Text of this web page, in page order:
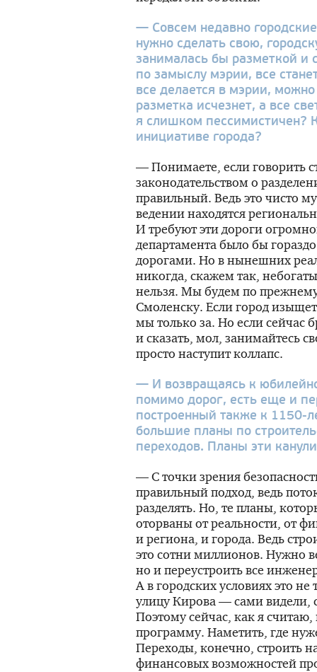
— Совсем недавно
нужно сделать свою,
занималась бы разметкой и
по замыслу мэрии, все
все делается в мэрии,
разметка исчезнет, а все
я слишком пессимистичен?
инициативе города?
— Понимаете, если говорить
законодательством о
правильный. Ведь это чисто
ведении находятся
И требуют эти дороги
департамента было бы
дорогами. Но в нынешних
никогда, скажем так,
нельзя. Мы будем по
Смоленску. Если город
мы только за. Но если сейчас
и сказать, мол, занимайтесь
просто наступит коллапс.
— И возвращаясь к
помимо дорог, есть еще и
построенный также к 1150-
большие планы по
переходов. Планы эти
— С точки зрения
правильный подход, ведь
разделять. Но, те планы,
оторваны от реальности, от
и региона, и города. Ведь
это сотни миллионов. Нужно
но и переустроить все
А в городских условиях это
улицу Кирова — сами видели,
Поэтому сейчас, как я
программу. Наметить, где
Переходы, конечно, строить
финансовых возможностей